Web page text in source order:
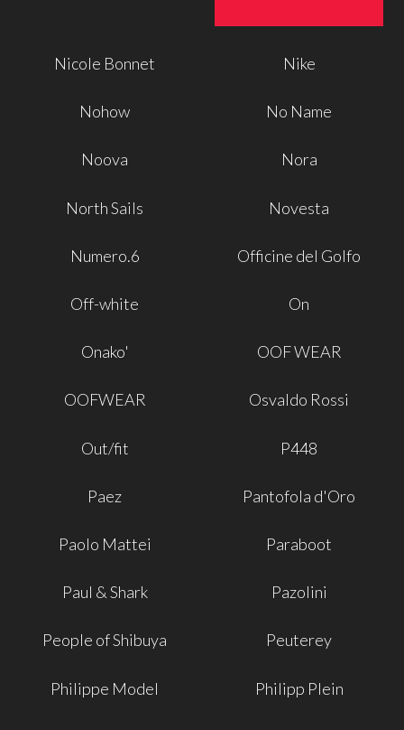
Nicole Bonnet Nike
Nohow No Name
Noova Nora
North Sails Novesta
Numero.6 Officine del Golfo
Off-white On
Onako' OOF WEAR
OOFWEAR Osvaldo Rossi
Out/fit P448
Paez Pantofola d'Oro
Paolo Mattei Paraboot
Paul & Shark Pazolini
People of Shibuya Peuterey
Philippe Model Philipp Plein